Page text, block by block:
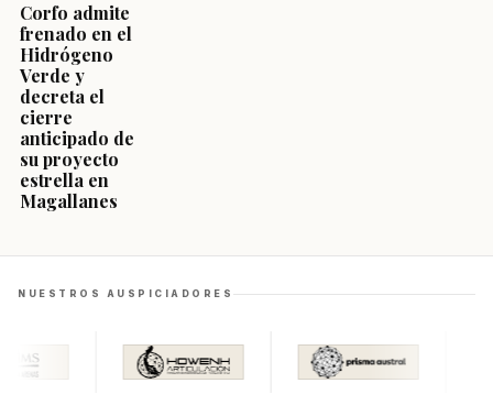
Corfo admite
frenado en el
Hidrógeno
Verde y
decreta el
cierre
anticipado de
su proyecto
estrella en
Magallanes
NUESTROS AUSPICIADORES